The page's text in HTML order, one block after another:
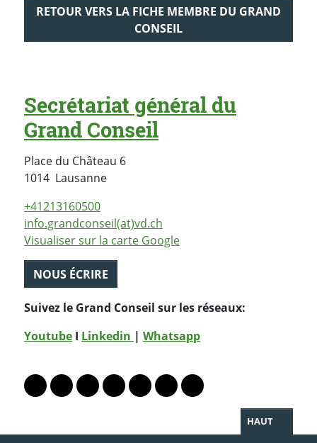
RETOUR VERS LA FICHE MEMBRE DU GRAND
CONSEIL
Secrétariat général du
Grand Conseil
Place du Château 6
1014 LausanneSuisse
+41213160500
info.grandconseil(at)vd.ch
Visualiser sur la carte Google
NOUS ÉCRIRE
Suivez le Grand Conseil sur les réseaux:
Youtube I Linkedin | Whatsapp
Lien vers le profil Mastodon
Lien vers le profil Bluesky
Lien vers le profil Instagram
Lien vers le profil Linkedin
Lien vers le profil Facebook
Lien vers le profil Twitter
Partager par WhatsApp
HAUT